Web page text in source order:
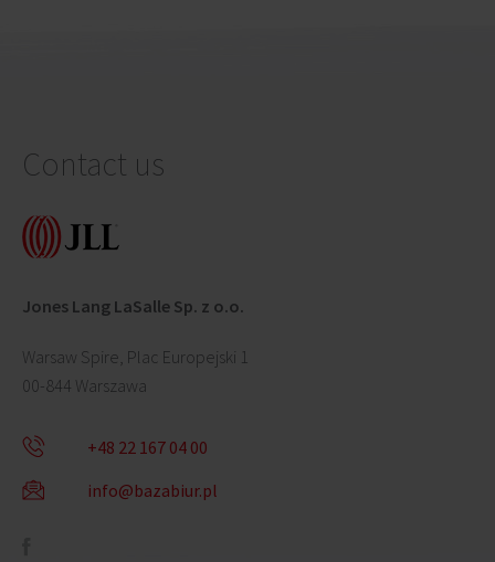
Contact us
Jones Lang LaSalle Sp. z o.o.
Warsaw Spire, Plac Europejski 1
00-844 Warszawa
+48 22 167 04 00
info@bazabiur.pl